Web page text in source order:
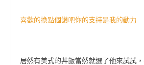
喜歡的換點個讚吧你的支持是我的動力
居然有美式的丼飯當然就選了他來試試